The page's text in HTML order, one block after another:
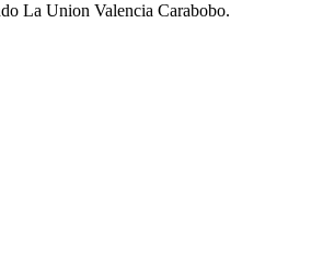
La Union Valencia Carabobo.